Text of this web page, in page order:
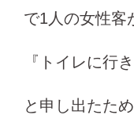
で1人の女性客
『トイレに行
と申し出たた